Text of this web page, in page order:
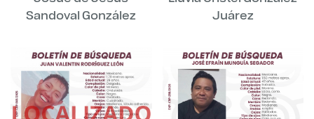
Sandoval González
Juárez